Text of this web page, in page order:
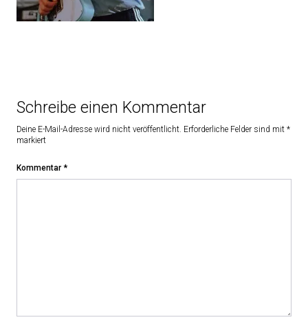
Schreibe einen Kommentar
Deine E-Mail-Adresse wird nicht veröffentlicht. Erforderliche Felder sind mit *
markiert
Kommentar *